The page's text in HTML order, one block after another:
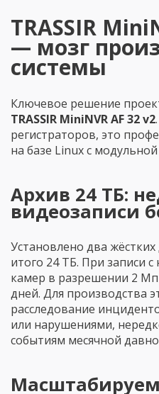
TRASSIR
— мозг
системы
Ключевое решение
TRASSIR MiniNVR AF 32 v2
регистраторов, это
на базе Linux с
Архив 24 ТБ:
видеозаписи
Установлено два
итого 24 ТБ. При записи с
камер в разрешении 2 Мп
дней. Для производства
расследование
или нарушениями,
событиям месячной